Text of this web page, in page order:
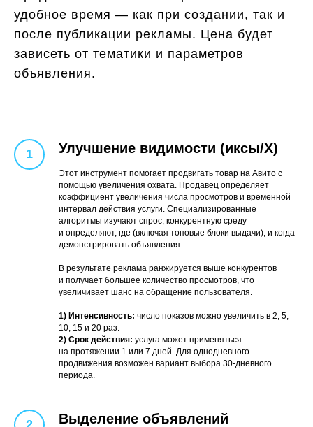
удобное время — как при создании, так и
после публикации рекламы. Цена будет
зависеть от тематики и параметров
объявления.
Улучшение видимости (иксы/X)
Этот инструмент помогает продвигать товар на Авито с
помощью увеличения охвата. Продавец определяет
коэффициент увеличения числа просмотров и временной
интервал действия услуги. Специализированные
алгоритмы изучают спрос, конкурентную среду
и определяют, где (включая топовые блоки выдачи), и когда
демонстрировать объявления.
В результате реклама ранжируется выше конкурентов
и получает большее количество просмотров, что
увеличивает шанс на обращение пользователя.
1) Интенсивность: число показов можно увеличить в 2, 5,
10, 15 и 20 раз.
2) Срoк действия: услуга может применяться
на протяжении 1 или 7 дней. Для однодневного
прoдвижeния возможен вариант выбора 30-дневного
периода.
Выделение объявлений